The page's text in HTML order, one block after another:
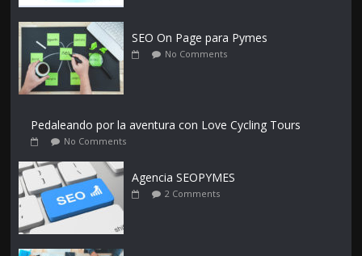
SEO On Page para Pymes
No Comments
Pedaleando por la aventura con Love Cycling Tours
No Comments
Agencia SEOPYMES
2 Comments